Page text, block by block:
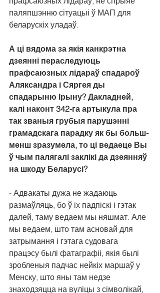
паляпшэнню сітуацыі ў МАП для
беларускіх уладаў.
А ці вядома за якія канкрэтна
дзеянні пераследуюць
прафсаюзных лідараў спадароў
Аляксандра і Сяргея ды
спадарыню Ірыну? Дакладней,
калі наконт 342-га артыкула пра
так званыя грубыя парушэнні
грамадскага парадку як бы больш-
менш зразумела, то ці ведаеце Вы
ў чым палягалі заклікі да дзеянняў
на шкоду Беларусі?
- Адвакаты дужа не жадаюць
размаўляць, бо ў іх падпіскі і гэтак
далей, таму ведаем мы няшмат. Але
мы ведаем, што там асновай для
затрымання і гэтага судовага
працэсу былі фатаграфіі, якія былі
зробленыя падчас нейкіх маршаў у
Менску, што яны там недзе
знаходзяцца на вуліцы з сімволікай,